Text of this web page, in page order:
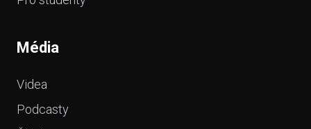
Média
Videa
Podcasty